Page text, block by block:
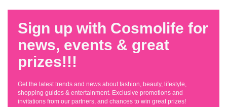
Sign up with Cosmolife for
news, events & great
prizes!!!
Get the latest trends and news about fashion, beauty, lifestyle,
shopping guides & entertainment. Exclusive promotions and
invitations from our partners, and chances to win great prizes!